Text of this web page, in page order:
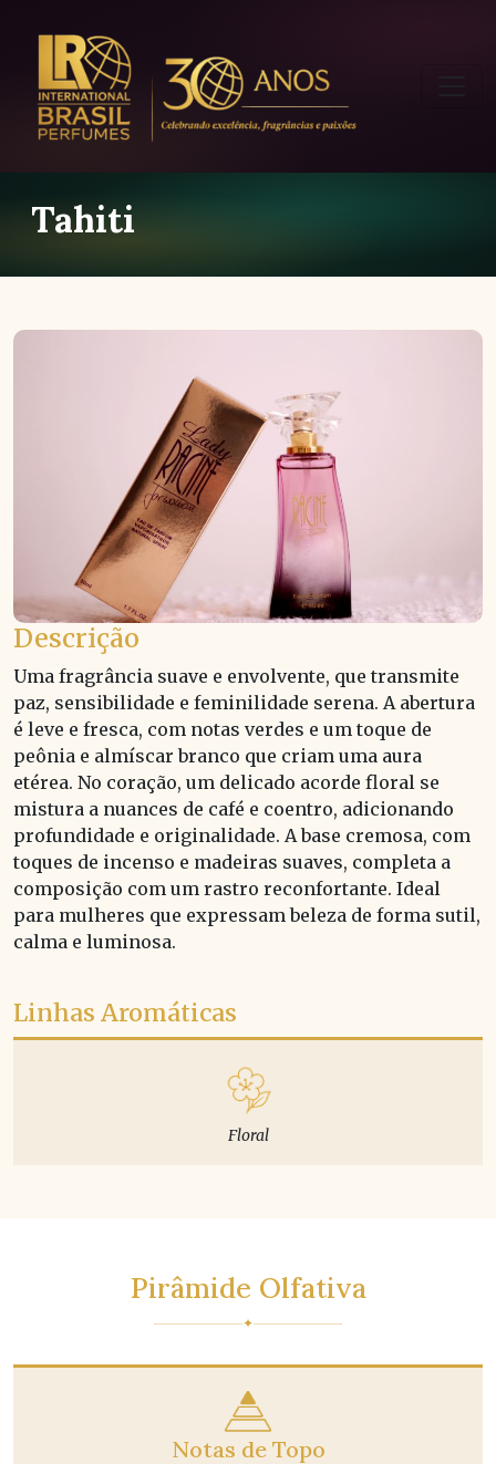
Tahiti
Descrição
Uma fragrância suave e envolvente, que transmite
paz, sensibilidade e feminilidade serena. A abertura
é leve e fresca, com notas verdes e um toque de
peônia e almíscar branco que criam uma aura
etérea. No coração, um delicado acorde floral se
mistura a nuances de café e coentro, adicionando
profundidade e originalidade. A base cremosa, com
toques de incenso e madeiras suaves, completa a
composição com um rastro reconfortante. Ideal
para mulheres que expressam beleza de forma sutil,
calma e luminosa.
Linhas Aromáticas
Floral
Pirâmide Olfativa
✦
Notas de Topo